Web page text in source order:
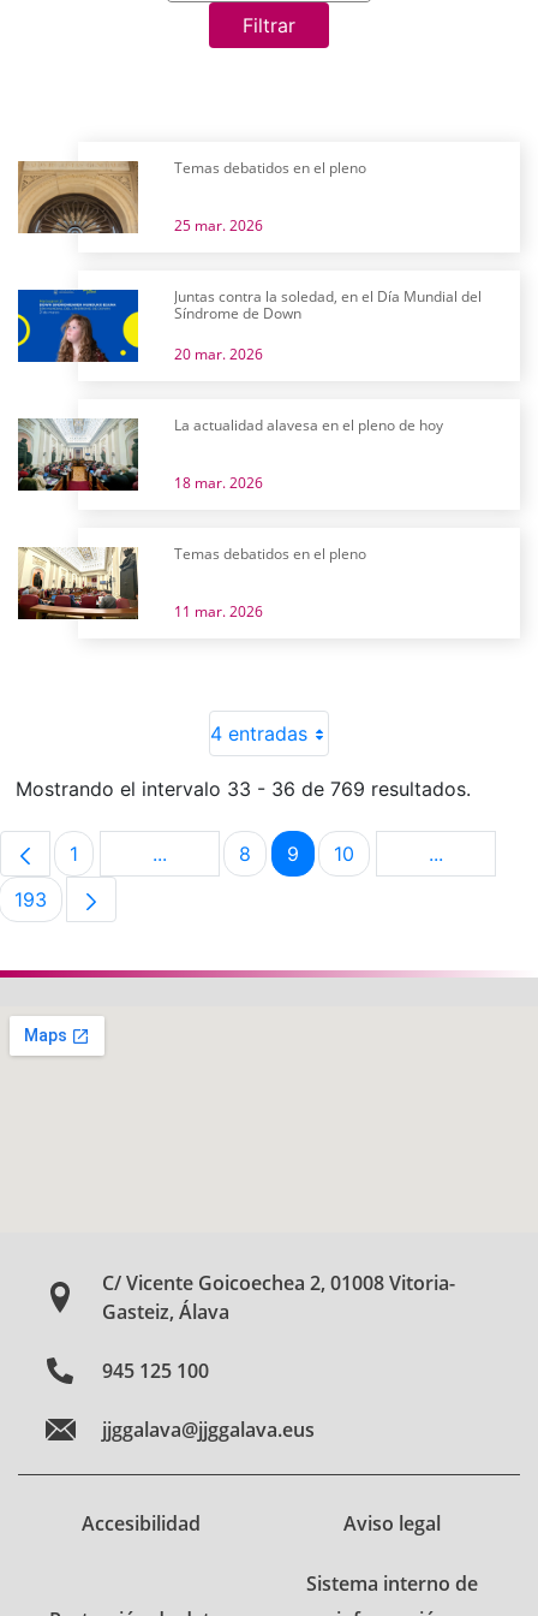
Filtrar
Temas debatidos en el pleno
25 mar. 2026
Juntas contra la soledad, en el Día Mundial del
Síndrome de Down
20 mar. 2026
La actualidad alavesa en el pleno de hoy
18 mar. 2026
Temas debatidos en el pleno
11 mar. 2026
4 entradas
Mostrando el intervalo 33 - 36 de 769 resultados.
Página
1 ...Páginas intermedias Use TAB para
Página
8 Página
9 Página
10 ...Páginas
Página
193
C/ Vicente Goicoechea 2, 01008 Vitoria-
Gasteiz, Álava
945 125 100
jjggalava@jjggalava.eus
Accesibilidad Aviso legal
Sistema interno de